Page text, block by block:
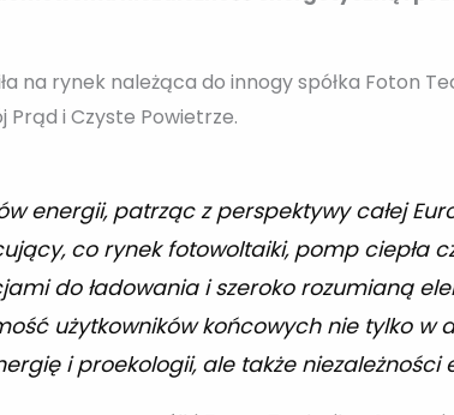
na rynek należąca do innogy spółka Foton
i Czyste Powietrze.
energii, patrząc z perspektywy całej
co rynek fotowoltaiki, pomp ciepła
do ładowania i szeroko rozumianą
użytkowników końcowych nie tylko w
i proekologii, ale także niezależności